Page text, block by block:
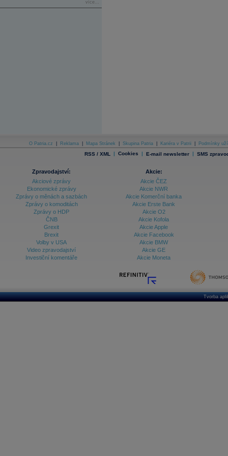
více...
O Patria.cz Reklama Mapa Stránek Skupina Patria Kariéra v Patrii Podmínky
RSS / XML | Cookies | E-mail newsletter | SMS
Zpravodajství:
Akciové zprávy
Ekonomické zprávy
Zprávy o měnách a sazbách
Zprávy o komoditách
Zprávy o HDP
ČNB
Grexit
Brexit
Volby v USA
Video zpravodajství
Investiční komentáře
Akcie:
Akcie ČEZ
Akcie NWR
Akcie Komerční banka
Akcie Erste Bank
Akcie O2
Akcie Kofola
Akcie Apple
Akcie Facebook
Akcie BMW
Akcie GE
Akcie Moneta
Tvorba